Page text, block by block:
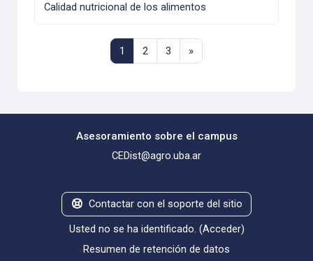
Calidad nutricional de los alimentos
1 Página 1
2 Página 2
3 Página 3
»Siguiente página
Asesoramiento sobre el campus
CEDist@agro.uba.ar
Contactar con el soporte del sitio
Usted no se ha identificado. (Acceder)
Resumen de retención de datos